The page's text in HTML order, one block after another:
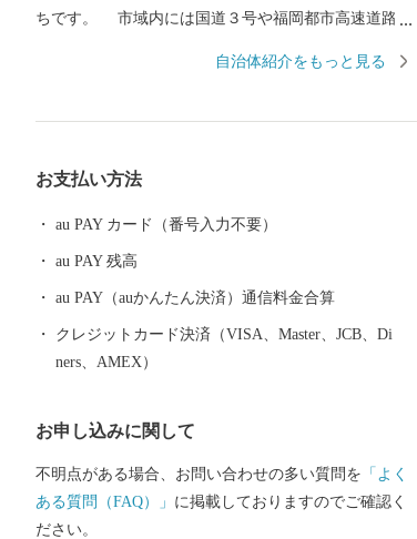
ちです。 市域内には国道３号や福岡都市高速道路、
自動車道太宰府ICや福岡空港にも近く、交通の便に恵
あふれる住みよいまちづくりに取り組んでまいりま
す。
自治体紹介をもっと見る
お支払い方法
au PAY カード（番号入力不要）
au PAY 残高
au PAY（auかんたん決済）通信料金合算
クレジットカード決済（VISA、Master、JCB、Di
ners、AMEX）
お申し込みに関して
不明点がある場合、お問い合わせの多い質問を 「よく
ある質問（FAQ）」 に掲載しておりますのでご確認く
ださい。